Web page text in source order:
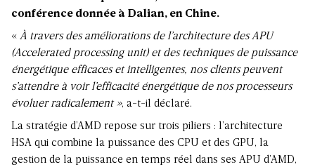
conférence donnée à Dalian, en Chine.
« À travers des améliorations de l’architecture des APU
(Accelerated processing unit) et des techniques de puissance
énergétique efficaces et intelligentes, nos clients peuvent
s’attendre à voir l’efficacité énergétique de nos processeurs
évoluer radicalement », a-t-il déclaré.
La stratégie d’AMD repose sur trois piliers : l’architecture
HSA qui combine la puissance des CPU et des GPU, la
gestion de la puissance en temps réel dans ses APU d’AMD,